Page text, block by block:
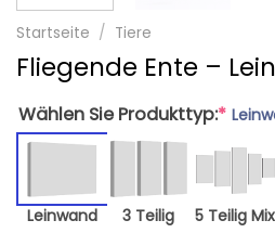
Startseite / Tiere
Fliegende Ente –
Wählen Sie Produkttyp:*
Leinwand 3 Teilig 5 Teilig Mix